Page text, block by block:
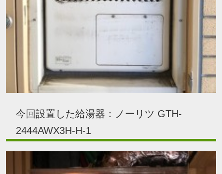
今回設置した給湯器：ノーリツ GTH-
2444AWX3H-H-1